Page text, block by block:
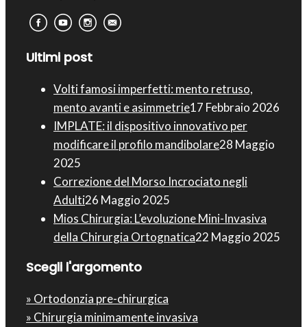
Ultimi post
Volti famosi imperfetti: mento retruso,
mento avanti e asimmetrie17 Febbraio 2026
IMPLATE: il dispositivo innovativo per
modificare il profilo mandibolare28 Maggio
2025
Correzione del Morso Incrociato negli
Adulti26 Maggio 2025
Mios Chirurgia : L’evoluzione Mini-Invasiva
della Chirurgia Ortognatica22 Maggio 2025
Scegli l'argomento
» Ortodonzia pre-chirurgica
» Chirurgia minimamente invasiva